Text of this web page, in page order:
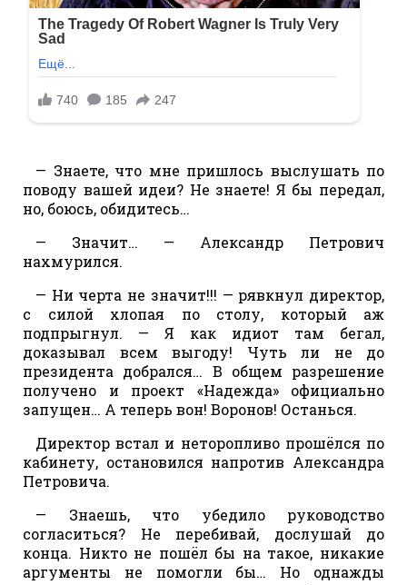
— Знаете, что мне пришлось выслушать по
поводу вашей идеи? Не знаете! Я бы передал,
но, боюсь, обидитесь…
— Значит… — Александр Петрович
нахмурился.
— Ни черта не значит!!! — рявкнул директор,
с силой хлопая по столу, который аж
подпрыгнул. — Я как идиот там бегал,
доказывал всем выгоду! Чуть ли не до
президента добрался… В общем разрешение
получено и проект «Надежда» официально
запущен… А теперь вон! Воронов! Останься.
Директор встал и неторопливо прошёлся по
кабинету, остановился напротив Александра
Петровича.
— Знаешь, что убедило руководство
согласиться? Не перебивай, дослушай до
конца. Никто не пошёл бы на такое, никакие
аргументы не помогли бы… Но однажды